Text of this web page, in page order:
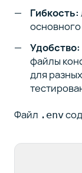
Гибкость:
основного
Удобство:
файлы
для
Файл .env